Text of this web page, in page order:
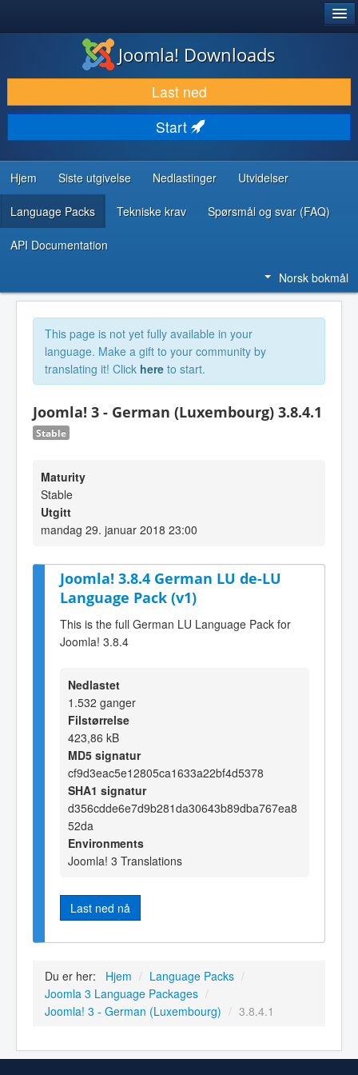
LAST NED & UTVID
OPPDAG & LÆR
SAMFUNN & BRUKERSTØTTE
UTVIKLINGSRESSURSER
Joomla! Downloads
Last ned
Start
Hjem Siste utgivelse Nedlastinger Utvidelser
Language Packs Tekniske krav Spørsmål og svar (FAQ)
API Documentation
Norsk bokmål
This page is not yet fully available in your
language. Make a gift to your community by
translating it! Click here to start.
Joomla! 3 - German (Luxembourg) 3.8.4.1
Stable
Maturity
Stable
Utgitt
mandag 29. januar 2018 23:00
Joomla! 3.8.4 German LU de-LU
Language Pack (v1)
This is the full German LU Language Pack for
Joomla! 3.8.4
Nedlastet
1.532 ganger
Filstørrelse
423,86 kB
MD5 signatur
cf9d3eac5e12805ca1633a22bf4d5378
SHA1 signatur
d356cdde6e7d9b281da30643b89dba767ea8
52da
Environments
Joomla! 3 Translations
Last ned nå
Du er her: Hjem / Language Packs /
Joomla 3 Language Packages /
Joomla! 3 - German (Luxembourg) / 3.8.4.1